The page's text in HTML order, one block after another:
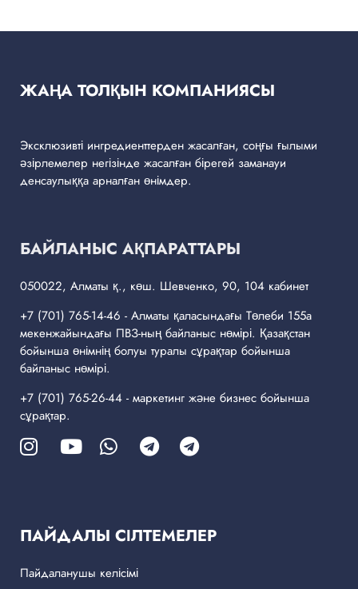
ЖАҢА ТОЛҚЫН КОМПАНИЯСЫ
Эксклюзивті ингредиенттерден жасалған, соңғы ғылыми
әзірлемелер негізінде жасалған бірегей заманауи
денсаулыққа арналған өнімдер.
БАЙЛАНЫС АҚПАРАТТАРЫ
050022, Алматы қ., көш. Шевченко, 90, 104 кабинет
+7 (701) 765-14-46 - Алматы қаласындағы Төлеби 155а
мекенжайындағы ПВЗ-ның байланыс нөмірі. Қазақстан
бойынша өнімнің болуы туралы сұрақтар бойынша
байланыс нөмірі.
+7 (701) 765-26-44 - маркетинг және бизнес бойынша
сұрақтар.
ПАЙДАЛЫ СІЛТЕМЕЛЕР
Пайдаланушы келісімі